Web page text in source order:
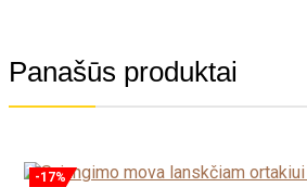
Panašūs produktai
-17%